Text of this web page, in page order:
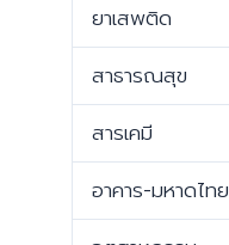
ยาเสพติด
สาธารณสุข
สารเคมี
อาคาร-มหาดไทย